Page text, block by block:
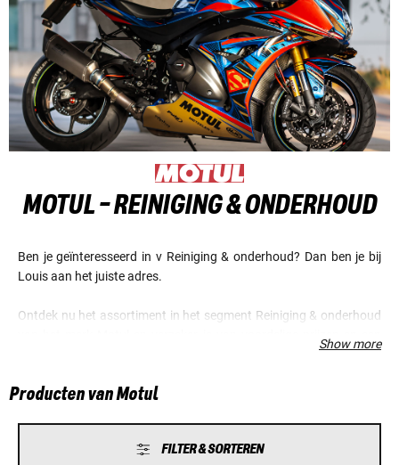
MOTUL - REINIGING & ONDERHOUD
Ben je geïnteresseerd in v Reiniging & onderhoud? Dan ben je bij
Louis aan het juiste adres.
Ontdek nu het assortiment in het segment Reiniging & onderhoud
van het merk Motul en verzeker je van voordelige prijzen en een
Show more
Producten van Motul
FILTER & SORTEREN